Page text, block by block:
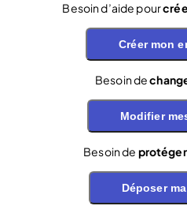
Besoin d’aide pour
Créer mon
Besoin de
Modifier
Besoin de
Déposer